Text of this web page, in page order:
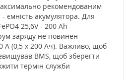
рекомендованим
ємність акумулятора. Для
25,6V - 200 Ah
заряду не повинен
А (0,5 x 200 Ач). Важливо, щоб
BMS, щоб зберегти
термін служби